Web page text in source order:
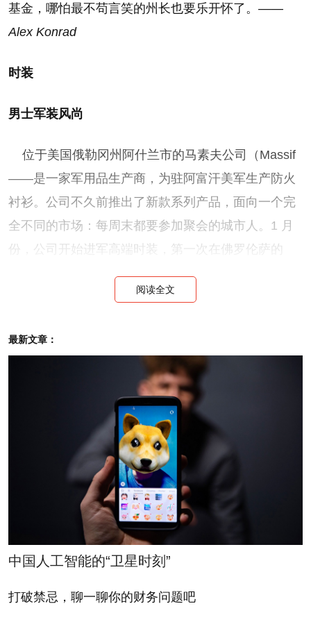
基金，哪怕最不苟言笑的州长也要乐开怀了。 ——
Alex Konrad
时装
男士军装风尚
位于美国俄勒冈州阿什兰市的马素夫公司（Massif
——是一家军用品生产商，为驻阿富汗美军生产防火
衬衫。公司不久前推出了新款系列产品，面向一个完
全不同的市场：每周末都要参加聚会的城市人。1 月
份，公司开始进军高端时装，第一次在佛罗伦萨的
Pitti Uomo 时装展上推出了 33 款服装。这些服装保留
了严肃的军装风格，带有很多功能性口袋，采用了有
体味。马素夫的运动夹克最低售价 425 美元，裤子价
格在 165 美元至 275 美元之间，缝有专门装野营刀的
——Anne VanderMey
好莱坞用上了推特
在发布木偶新片时，迪士尼（Disney）利用了新的
焦点小组来预测票房收入：推特空间。大制片厂越来
越多地利用推特（Twitter）的数十万条推文规划它们
阅读全文
最新文章：
中国人工智能的“卫星时刻”
打破禁忌，聊一聊你的财务问题吧